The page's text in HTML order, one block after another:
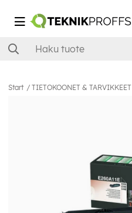
Start TIETOKOONET & TARVIKKEET